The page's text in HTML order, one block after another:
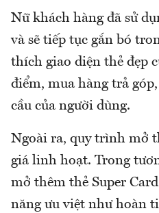
Nữ khách hàng đã sử
và sẽ tiếp tục gắn bó
thích giao diện thẻ đẹp
điểm, mua hàng trả
cầu của người dùng.
Ngoài ra, quy trình mở
giá linh hoạt. Trong
mở thêm thẻ Super
năng ưu việt như hoàn